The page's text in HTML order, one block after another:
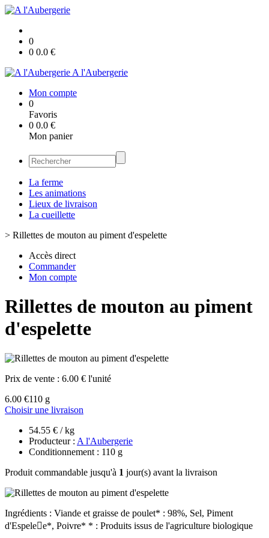
0
0 0.0 €
A l'Aubergerie
Mon compte
0
Favoris
0 0.0 €
Mon panier
La ferme
Les animations
Lieux de livraison
La cueillette
> Rillettes de mouton au piment d'espelette
Accès direct
Commander
Mon compte
Rillettes de mouton au piment
d'espelette
Prix de vente : 6.00 € l'unité
6.00 €110 g
Choisir une livraison
54.55 € / kg
Producteur : A l'Aubergerie
Conditionnement : 110 g
Produit commandable jusqu'à 1 jour(s) avant la livraison
Ingrédients : Viande et graisse de poulet* : 98%, Sel, Piment
d'Espelee*, Poivre* * : Produits issus de l'agriculture biologique